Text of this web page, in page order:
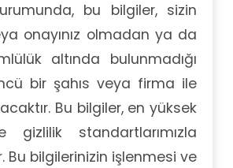
bu bilgiler, sizin
onayınız olmadan ya da
altında bulunmadığı
bir şahıs veya firma ile
Bu bilgiler, en yüksek
gizlilik standartlarımızla
Bu bilgilerinizin işlenmesi ve